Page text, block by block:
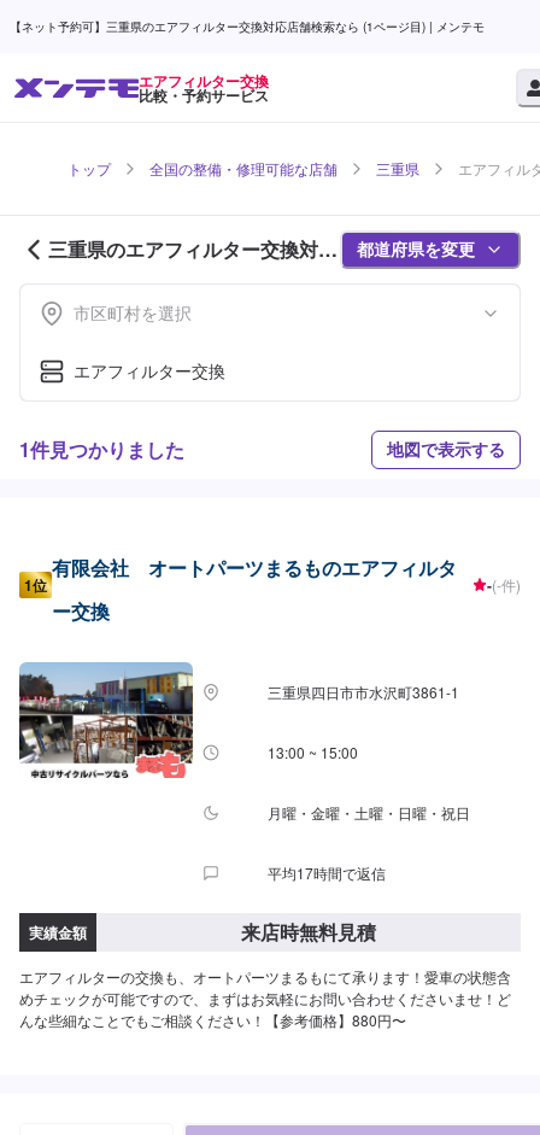
【ネット予約可】三重県のエアフィルター交換対応店舗検索なら (1ページ目) | メンテモ
エアフィルター交換
比較・予約サービス
トップ 全国の整備・修理可能な店舗 三重県 エアフィル
三重県のエアフィルター交換対応
店舗紹介 (1ページ目)
都道府県を変更
市区町村を選択
エアフィルター交換
1件見つかりました 地図で表示する
1位
有限会社 オートパーツまるものエアフィルタ
ー交換
-(-件)
三重県四日市市水沢町3861-1
13:00 ~ 15:00
月曜・金曜・土曜・日曜・祝日
平均17時間で返信
実績金額 来店時無料見積
エアフィルターの交換も、オートパーツまるもにて承ります！愛車の状態含
めチェックが可能ですので、まずはお気軽にお問い合わせくださいませ！ど
んな些細なことでもご相談ください！【参考価格】880円〜